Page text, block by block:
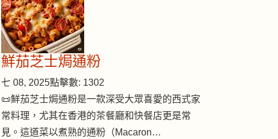
鮮茄芝士焗通粉
七 08, 2025點擊數: 1302
📜鮮茄芝士焗通粉是一款深受大眾喜愛的西式家
常料理，尤其在香港的茶餐廳和快餐店更是常
見。這道菜以煮熟的通粉（Macaron…